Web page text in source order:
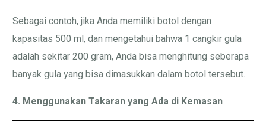
Sebagai contoh, jika Anda memiliki botol dengan
kapasitas 500 ml, dan mengetahui bahwa 1 cangkir gula
adalah sekitar 200 gram, Anda bisa menghitung seberapa
banyak gula yang bisa dimasukkan dalam botol tersebut.
4. Menggunakan Takaran yang Ada di Kemasan